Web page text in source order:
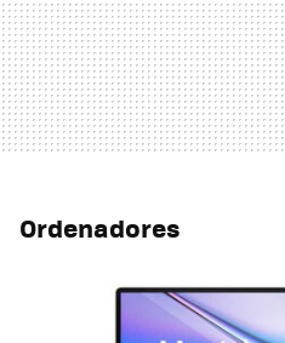
Ordenadores